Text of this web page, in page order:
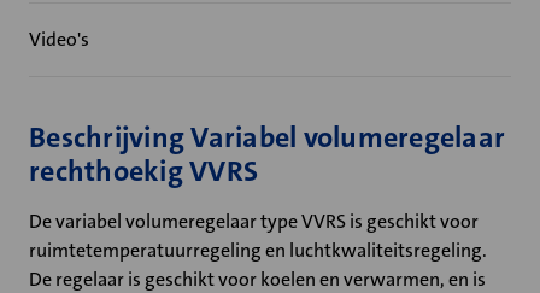
Video's
Beschrijving Variabel volumeregelaar
rechthoekig VVRS
De variabel volumeregelaar type VVRS is geschikt voor
ruimtetemperatuurregeling en luchtkwaliteitsregeling.
De regelaar is geschikt voor koelen en verwarmen, en is